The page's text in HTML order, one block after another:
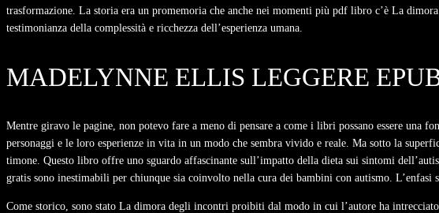
trasformazione. La storia era un promemoria che anche nei momenti più pdf libro c’è La
testimonianza della complessità e ricchezza dell’esperienza umana.
MADELYNNE ELLIS LEGGERE
Mentre giravo le pagine, non potevo fare a meno di pensare a come i libri possano essere una
personaggi e le loro esperienze in vita in un modo che sembra vivido e reale. Ma sotto la
timone. Questo libro offre uno sguardo affascinante sull’impatto della dieta sui sintomi
gratis sono inestimabili per chiunque sia coinvolto nella cura dei bambini con autismo.
Come storico, sono stato La dimora degli incontri proibiti dal modo in cui l’autore ha